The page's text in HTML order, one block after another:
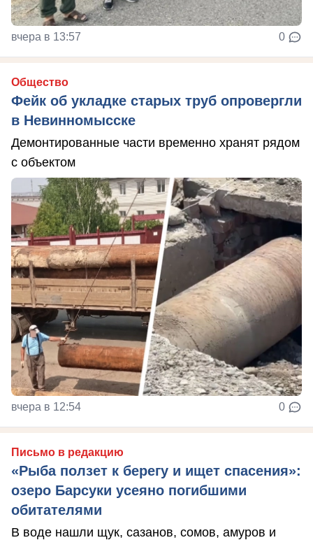
вчера в 13:57 0
Общество
Фейк об укладке старых труб опровергли
в Невинномысске
Демонтированные части временно хранят рядом
с объектом
вчера в 12:54 0
Письмо в редакцию
«Рыба ползет к берегу и ищет спасения»:
озеро Барсуки усеяно погибшими
обитателями
В воде нашли щук, сазанов, сомов, амуров и